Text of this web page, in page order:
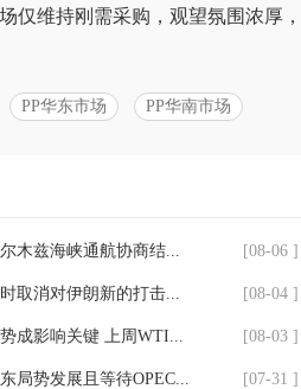
仅维持刚需采购，观望氛围浓厚
PP华东市场 PP华南市场
木兹海峡通航协商结... [08-06 ]
取消对伊朗新的打击... [08-04 ]
势成影响关键 上周WTI... [08-03 ]
局势发展且等待OPEC... [07-31 ]